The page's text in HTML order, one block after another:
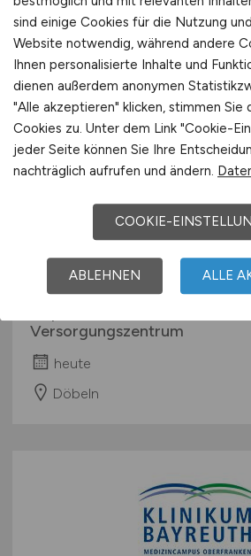
München
Pflegefachkraft oder
Medizinische
(m/w/d)für die
Versorgungszentrum
heute
Döbeln
sind einige Cookies für die Nutzung
Website notwendig, während andere
Ihnen personalisierte Inhalte und
dienen außerdem anonymen
"Alle akzeptieren" klicken, stimmen Sie
Cookies zu. Unter dem Link "Cookie-
jeder Seite können Sie Ihre
nachträglich aufrufen und ändern.
COOKIE-
ABLEHNEN ALLE